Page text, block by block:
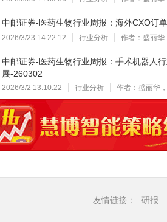
中邮证券-医药生物行业周报：海外CXO订
2026/3/23 14:22:12 行业分析 作者：盛丽华
中邮证券-医药生物行业周报：手术机器人
展-260302
2026/3/2 13:10:22 行业分析 作者：盛丽华
友情链接： 研报